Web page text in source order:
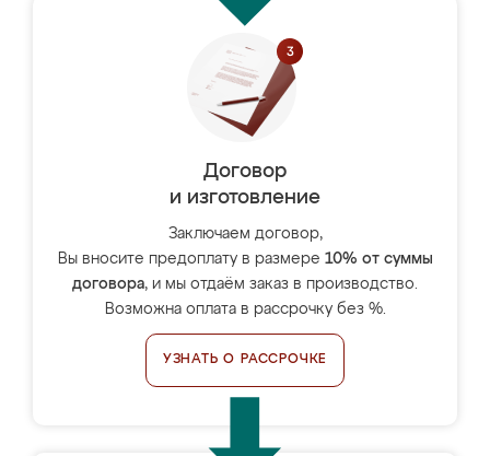
Договор
и изготовление
Заключаем договор,
Вы вносите предоплату в размере 10% от суммы
договора, и мы отдаём заказ в производство.
Возможна оплата в рассрочку без %.
УЗНАТЬ О РАССРОЧКЕ